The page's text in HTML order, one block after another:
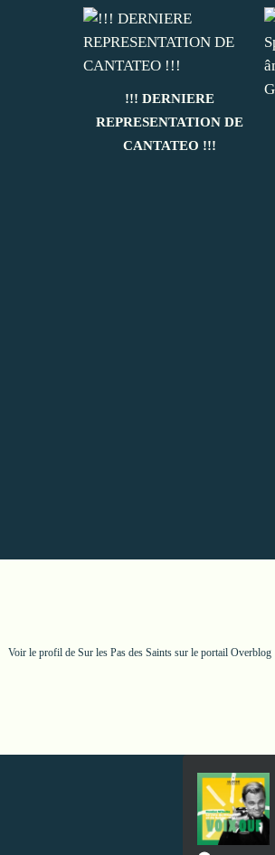
!!! DERNIERE
REPRESENTATION DE
CANTATEO !!!
Voir le profil de Sur les Pas des Saintssur le portail Overblog